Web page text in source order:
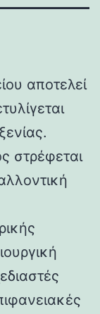
αποτελεί
στρέφεται